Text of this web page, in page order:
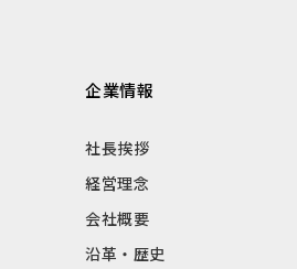
企業情報
社長挨拶
経営理念
会社概要
沿革・歴史